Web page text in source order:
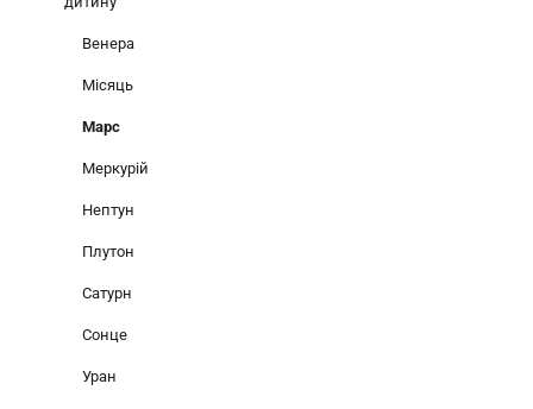
Венера
Місяць
Марс
Меркурій
Нептун
Плутон
Сатурн
Сонце
Уран